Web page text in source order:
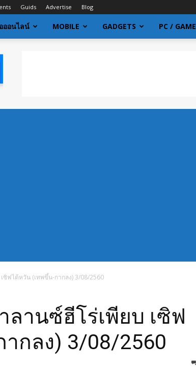
Guids Advertise Blog
ออนไลน์ MOBILE GADGETS PC / GAME
ซิฟไต้หวัน (เทพขึ้น-กากลง) 3/08/2560
านซ์ฮีโร่เพียบ เซิฟ
กลง) 3/08/2560